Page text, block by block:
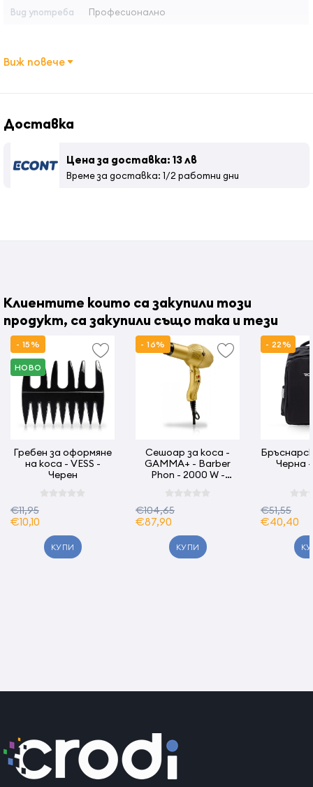
Вид употреба Професионално
Виж повече
Доставка
Цена за доставка: 13 лв
Време за доставка: 1/2 работни дни
Клиентите които са закупили този
продукт, са закупили също така и тези
- 15%
НОВО
Гребен за оформяне
на коса - VESS -
Черен
€11,95
€10,10
КУПИ
- 16%
Сешоар за коса -
GAMMA+ - Barber
Phon - 2000 W -
€104,65
€87,90
КУПИ
- 22%
Черна
€51,55
€40,40